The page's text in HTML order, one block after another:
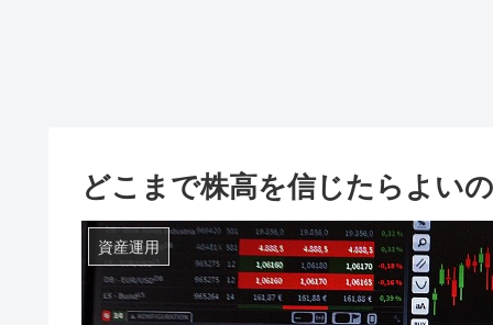
どこまで株高を信じたらよい
資産運用